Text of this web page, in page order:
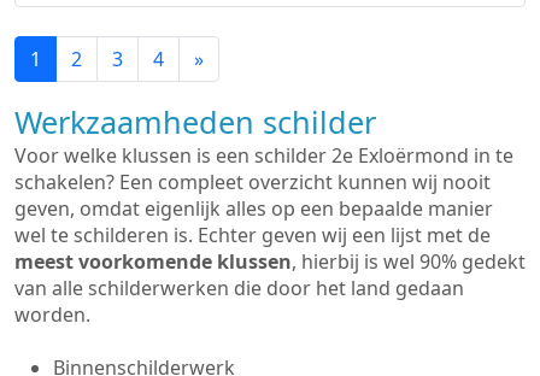
1 2 3 4 »
Werkzaamheden schilder
Voor welke klussen is een schilder 2e Exloërmond in te
schakelen? Een compleet overzicht kunnen wij nooit
geven, omdat eigenlijk alles op een bepaalde manier
wel te schilderen is. Echter geven wij een lijst met de
meest voorkomende klussen, hierbij is wel 90% gedekt
van alle schilderwerken die door het land gedaan
worden.
Binnenschilderwerk